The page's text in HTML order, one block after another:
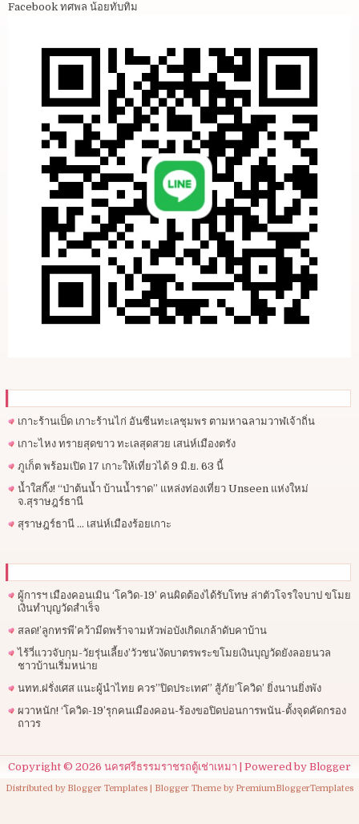
Facebook ทศพล น้อยทับทิม
เกาะร้านเป็ด เกาะร้านไก่ อันซีนทะเลชุมพร ตามหาฉลามวาฬเจ้าถิ่น
เกาะไหง ทรายสุดขาว ทะเลสุดสวย เสน่ห์เมืองตรัง
ภูเก็ต พร้อมเปิด 17 เกาะให้เที่ยวได้ 9 มิ.ย. 63 นี้
น้ำใสกิ๊ง! “ป่าต้นน้ำ บ้านน้ำราด” แหล่งท่องเที่ยว Unseen แห่งใหม่
จ.สุราษฎร์ธานี
สุราษฎร์ธานี … เสน่ห์เมืองร้อยเกาะ
ผู้การฯ​ เมืองคอนเมิน ‘โควิด-19’ คนผิดต้องได้รับโทษ ล่าตัวโจรใจบาป ขโมย
เงินทำบุญวัดสำเร็จ
สลด!’ลูกทรพี’คว้ามีดพร้าจามหัวพ่อบังเกิดเกล้าดับคาบ้าน
ไร้วี่แววจับกุม-วัยรุ่นเลี้ยง’วัวชน’งัดบาตรพระขโมยเงินบุญวัดยังลอยนวล
ชาวบ้านเริ่มหน่าย
นทท.ฝรั่งเศส แนะผู้นำไทย ควร”ปิดประเทศ” สู้ภัย’โควิด’ ยิ่งนานยิ่งพัง
ผวาหนัก! ‘โควิด-19’รุกคนเมืองคอน-ร้องขอปิดบ่อนการพนัน-ตั้งจุดคัดกรอง
ถาวร
Copyright © 2026 นครศรีธรรมราชรถตู้เช่าเหมา | Powered by Blogger
Distributed by Blogger Templates | Blogger Theme by PremiumBloggerTemplates